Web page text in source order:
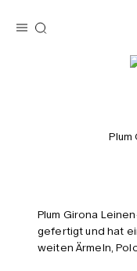
Plum
Plum Girona
gefertigt und hat
weiten Ärmeln,